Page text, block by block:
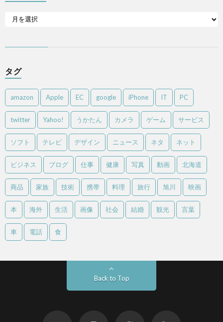
タグ
amazon Apple EC google iPhone IT PC
twitter Yahoo! うかたん カメラ ゲーム サービス
ソフト テレビ デザイン ニュース ネタ ネット
ビジネス ブログ 仕事 健康 写真 動画 北海道
商品 家族 技術 携帯 料理 旅行 旭川 映画
本 海外 生活 画像 社会 結婚 観光 言葉
車 電話 食
Back to Top